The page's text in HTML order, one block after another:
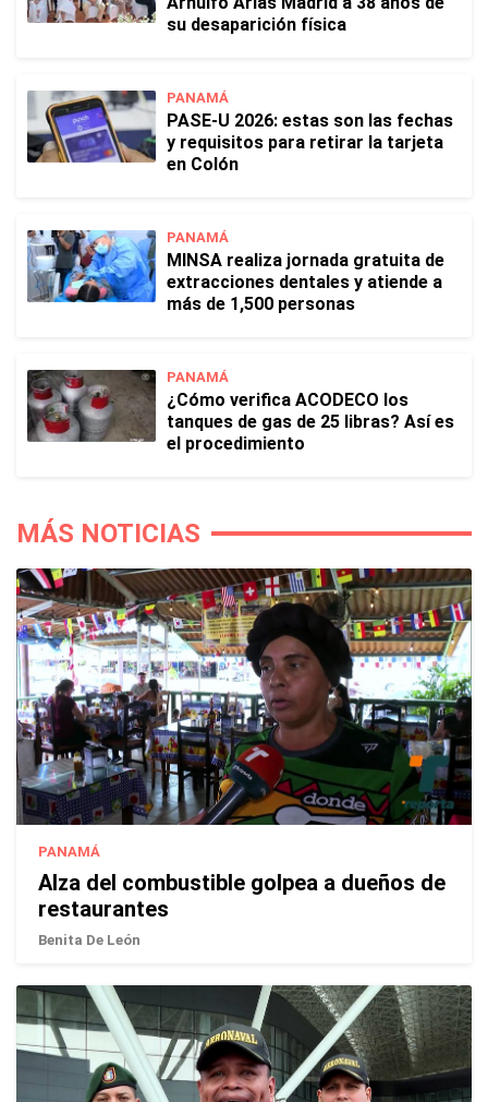
su desaparición física
PANAMÁ
PASE-U 2026: estas son las fechas
y requisitos para retirar la tarjeta
en Colón
PANAMÁ
MINSA realiza jornada gratuita de
extracciones dentales y atiende a
más de 1,500 personas
PANAMÁ
¿Cómo verifica ACODECO los
tanques de gas de 25 libras? Así es
el procedimiento
MÁS NOTICIAS
PANAMÁ
Alza del combustible golpea a dueños de
restaurantes
Benita De León